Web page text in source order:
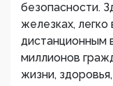
безопасности.
железках,
дистанционным
миллионов
жизни,